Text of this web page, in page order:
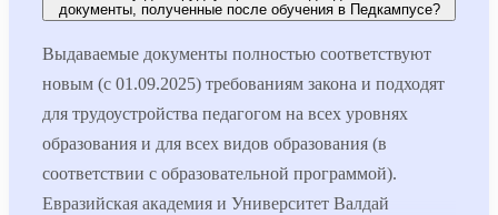
документы, полученные после обучения в Педкампусе?
Выдаваемые документы полностью соответствуют
новым (с 01.09.2025) требованиям закона и подходят
для трудоустройства педагогом на всех уровнях
образования и для всех видов образования (в
соответствии с образовательной программой).
Евразийская академия и Университет Валдай